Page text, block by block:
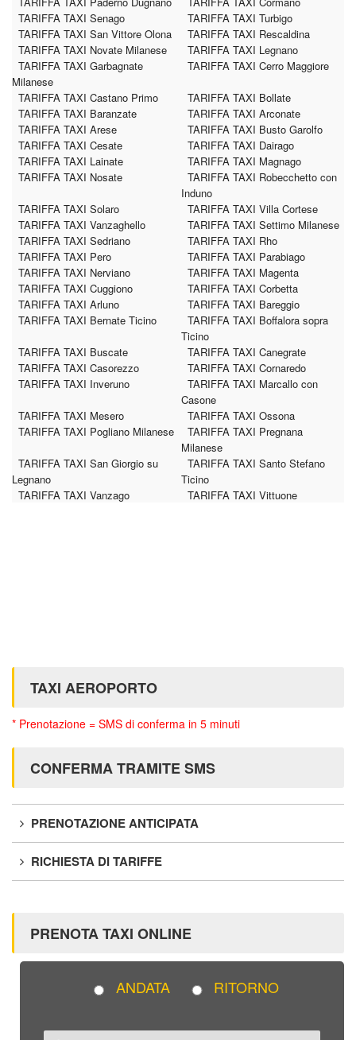
TARIFFA TAXI Senago
TARIFFA TAXI Turbigo
TARIFFA TAXI San Vittore Olona
TARIFFA TAXI Rescaldina
TARIFFA TAXI Novate Milanese
TARIFFA TAXI Legnano
TARIFFA TAXI Garbagnate
Milanese
TARIFFA TAXI Cerro Maggiore
TARIFFA TAXI Castano Primo
TARIFFA TAXI Bollate
TARIFFA TAXI Baranzate
TARIFFA TAXI Arconate
TARIFFA TAXI Arese
TARIFFA TAXI Busto Garolfo
TARIFFA TAXI Cesate
TARIFFA TAXI Dairago
TARIFFA TAXI Lainate
TARIFFA TAXI Magnago
TARIFFA TAXI Nosate
TARIFFA TAXI Robecchetto con
Induno
TARIFFA TAXI Solaro
TARIFFA TAXI Villa Cortese
TARIFFA TAXI Vanzaghello
TARIFFA TAXI Settimo Milanese
TARIFFA TAXI Sedriano
TARIFFA TAXI Rho
TARIFFA TAXI Pero
TARIFFA TAXI Parabiago
TARIFFA TAXI Nerviano
TARIFFA TAXI Magenta
TARIFFA TAXI Cuggiono
TARIFFA TAXI Corbetta
TARIFFA TAXI Arluno
TARIFFA TAXI Bareggio
TARIFFA TAXI Bernate Ticino
TARIFFA TAXI Boffalora sopra
Ticino
TARIFFA TAXI Buscate
TARIFFA TAXI Canegrate
TARIFFA TAXI Casorezzo
TARIFFA TAXI Cornaredo
TARIFFA TAXI Inveruno
TARIFFA TAXI Marcallo con
Casone
TARIFFA TAXI Mesero
TARIFFA TAXI Ossona
TARIFFA TAXI Pogliano Milanese
TARIFFA TAXI Pregnana
Milanese
TARIFFA TAXI San Giorgio su
Legnano
TARIFFA TAXI Santo Stefano
Ticino
TARIFFA TAXI Vanzago
TARIFFA TAXI Vittuone
TAXI AEROPORTO
* Prenotazione = SMS di conferma in 5 minuti
CONFERMA TRAMITE SMS
PRENOTAZIONE ANTICIPATA
RICHIESTA DI TARIFFE
PRENOTA TAXI ONLINE
ANDATA RITORNO